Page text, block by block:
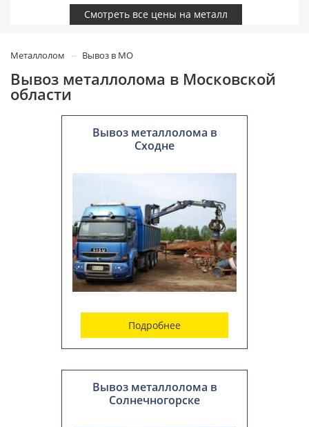
Смотреть все цены на металл
Металлолом Вывоз в МО
Вывоз металлолома в Московской
области
Вывоз металлолома в
Сходне
Подробнее
Вывоз металлолома в
Солнечногорске